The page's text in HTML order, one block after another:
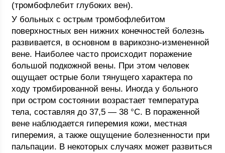
(тромбофлебит глубоких вен).
У больных с острым тромбофлебитом
поверхностных вен нижних конечностей болезнь
развивается, в основном в варикозно-измененной
вене. Наиболее часто происходит поражение
большой подкожной вены. При этом человек
ощущает острые боли тянущего характера по
ходу тромбированной вены. Иногда у больного
при остром состоянии возрастает температура
тела, составляя до 37,5 — 38 °С. В пораженной
вене наблюдается гиперемия кожи, местная
гиперемия, а также ощущение болезненности при
пальпации. В некоторых случаях может развиться